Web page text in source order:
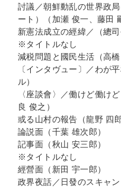
討議／朝鮮動乱の世界政
ート）（加瀬 俊一、藤田
新憲法成立の經緯／（總
※タイトルなし
減税問題と國民生活（高橋
〔インタヴュー〕／わが
ル）
〈座談會〉／働けど働け
良 俊之）
或る山村の報告（龍野 四郎
論説面（千葉 雄次郎）
記事面（秋山 安三郎）
※タイトルなし
經營面（新田 宇一郎）
政界夜話／日發のスキャン